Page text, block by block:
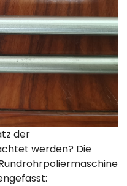
der
werden? Die